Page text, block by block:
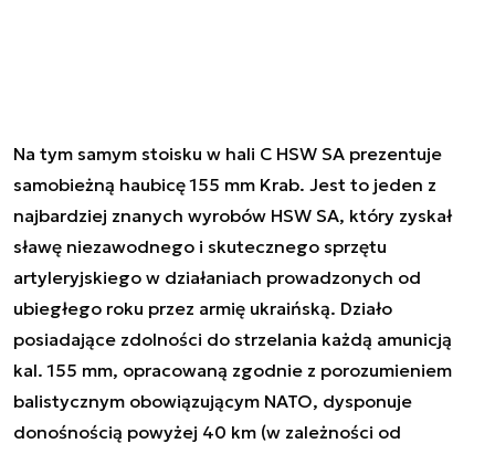
Na tym samym stoisku w hali C HSW SA prezentuje
samobieżną haubicę 155 mm Krab. Jest to jeden z
najbardziej znanych wyrobów HSW SA, który zyskał
sławę niezawodnego i skutecznego sprzętu
artyleryjskiego w działaniach prowadzonych od
ubiegłego roku przez armię ukraińską. Działo
posiadające zdolności do strzelania każdą amunicją
kal. 155 mm, opracowaną zgodnie z porozumieniem
balistycznym obowiązującym NATO, dysponuje
donośnością powyżej 40 km (w zależności od